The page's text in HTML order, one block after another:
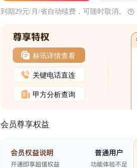
到期29元/月/省自动续费，可随时取消。
标讯详情查看
关键电话直连
甲方分析查询
会员尊享权益